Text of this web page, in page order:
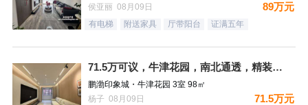
侯亚丽 08月09日
89万元
有电梯 附送家具 厅带阳台 证满五年
71.5万可议，牛津花园，南北通透，精装未住三居，装修太哇塞
鹏渤印象城・牛津花园 3室 98㎡
杨子 08月09日
71.5万元